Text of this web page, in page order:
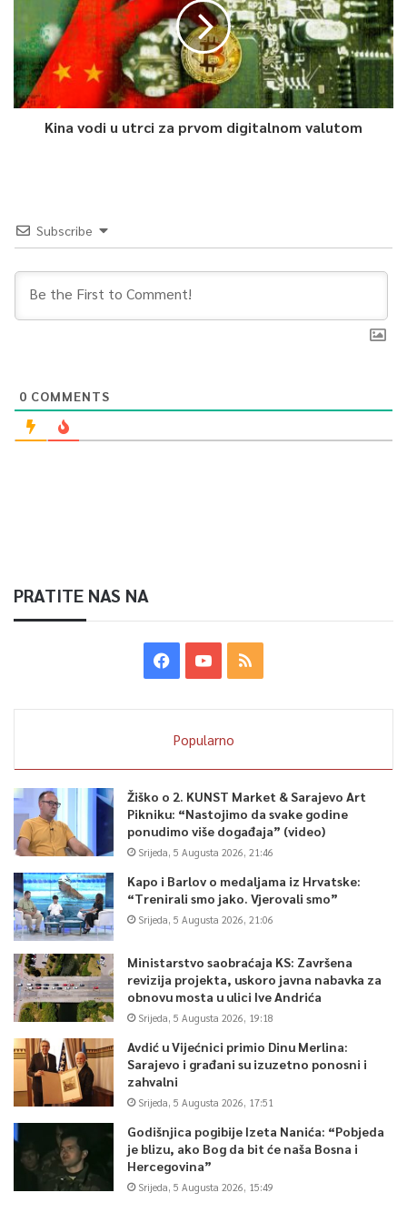
Kina vodi u utrci za prvom digitalnom valutom
Subscribe
0 COMMENTS
PRATITE NAS NA
Popularno
Žiško o 2. KUNST Market & Sarajevo Art
Pikniku: “Nastojimo da svake godine
ponudimo više događaja” (video)
Srijeda, 5 Augusta 2026, 21:46
Kapo i Barlov o medaljama iz Hrvatske:
“Trenirali smo jako. Vjerovali smo”
Srijeda, 5 Augusta 2026, 21:06
Ministarstvo saobraćaja KS: Završena
revizija projekta, uskoro javna nabavka za
obnovu mosta u ulici Ive Andrića
Srijeda, 5 Augusta 2026, 19:18
Avdić u Vijećnici primio Dinu Merlina:
Sarajevo i građani su izuzetno ponosni i
zahvalni
Srijeda, 5 Augusta 2026, 17:51
Godišnjica pogibije Izeta Nanića: “Pobjeda
je blizu, ako Bog da bit će naša Bosna i
Hercegovina”
Srijeda, 5 Augusta 2026, 15:49